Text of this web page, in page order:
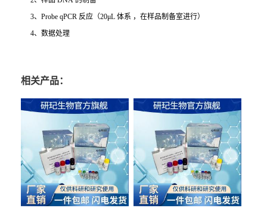
3、Probe qPCR 反应（20μL 体系 ，在样品制备室进行）
4、数据处理
相关产品：